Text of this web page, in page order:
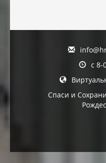
с 8-
Спаси и